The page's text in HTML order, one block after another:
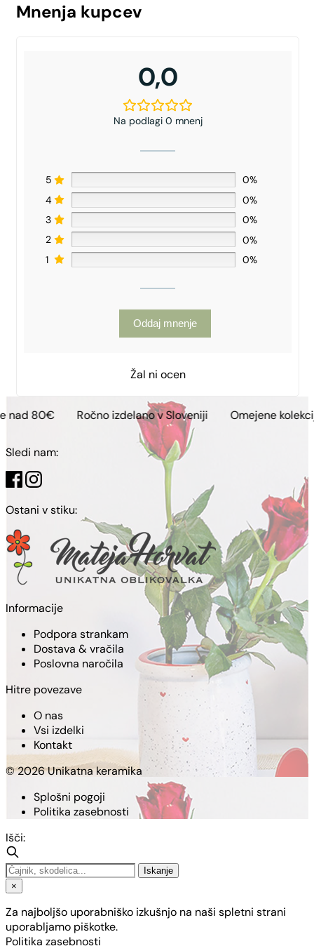
Mnenja kupcev
0,0
Na podlagi 0 mnenj
5
0%
4
0%
3
0%
2
0%
1
0%
Oddaj mnenje
Žal ni ocen
Ročno izdelano v Sloveniji Omejene kolekcije
Sledi nam:
Ostani v stiku:
Informacije
Podpora strankam
Dostava & vračila
Poslovna naročila
Hitre povezave
O nas
Vsi izdelki
Kontakt
© 2026 Unikatna keramika
Splošni pogoji
Politika zasebnosti
Išči:
Iskanje
×
Za najboljšo uporabniško izkušnjo na naši spletni strani
uporabljamo piškotke.
Politika zasebnosti